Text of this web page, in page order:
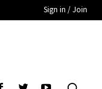
Sign in / Join